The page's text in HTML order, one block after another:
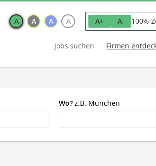
A A A A A+ A- 100%
Jobs suchen Firmen
Wo? z.B. München